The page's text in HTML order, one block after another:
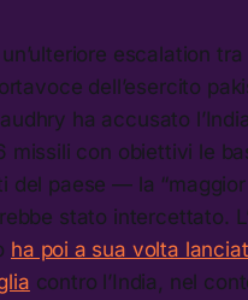
un’ulteriore escalation
dell’esercito
ha accusato
missili con obiettivi le
del paese — la “maggior
stato intercettato.
ha poi a sua volta
contro l’India, nel